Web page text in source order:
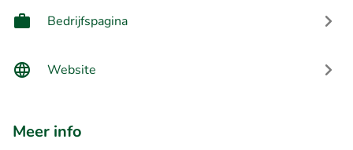
Bedrijfspagina
Website
Meer info